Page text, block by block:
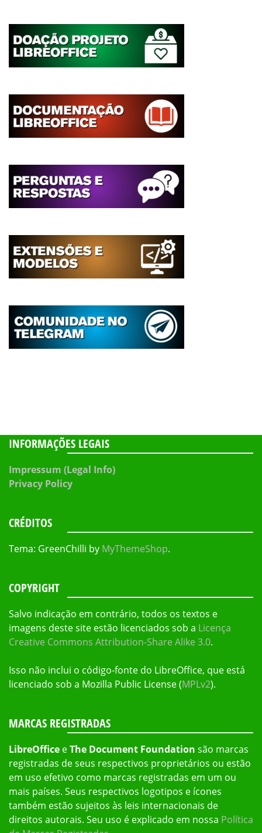
INFORMAÇÕES LEGAIS
Impressum (Legal Info)
Privacy Policy
CRÉDITOS
Tema: GreenChilli by MyThemeShop.
COPYRIGHT
Salvo indicação em contrário, todos os textos e
imagens deste site estão licenciados sob a Licença
Creative Commons Attribution-Share Alike 3.0.
Isso não inclui o código-fonte do LibreOffice, que está
licenciado sob a Mozilla Public License (MPLv2).
MARCAS REGISTRADAS
LibreOffice eThe Document Foundation são marcas
registradas de seus respectivos proprietários ou estão
em uso efetivo como marcas registradas em um ou
mais países. Seus respectivos logotipos e ícones
também estão sujeitos às leis internacionais de
direitos autorais. Seu uso é explicado em nossa Política